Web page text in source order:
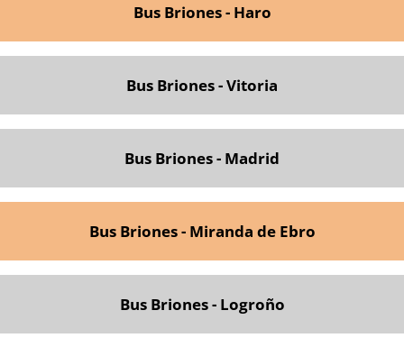
Bus Briones - Haro
Bus Briones - Vitoria
Bus Briones - Madrid
Bus Briones - Miranda de Ebro
Bus Briones - Logroño